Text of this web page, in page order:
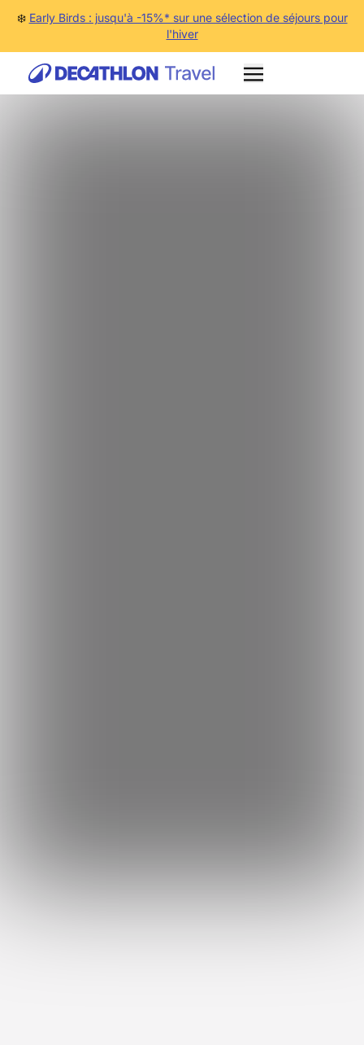
❄️ Early Birds : jusqu'à -15%* sur une sélection de séjours pour
l'hiver